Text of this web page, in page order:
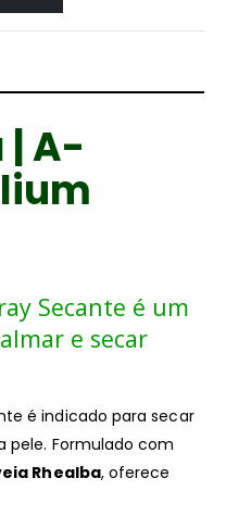
| A-
Secante é um
e secar
é indicado para secar
pele. Formulado com
Rhealba, oferece